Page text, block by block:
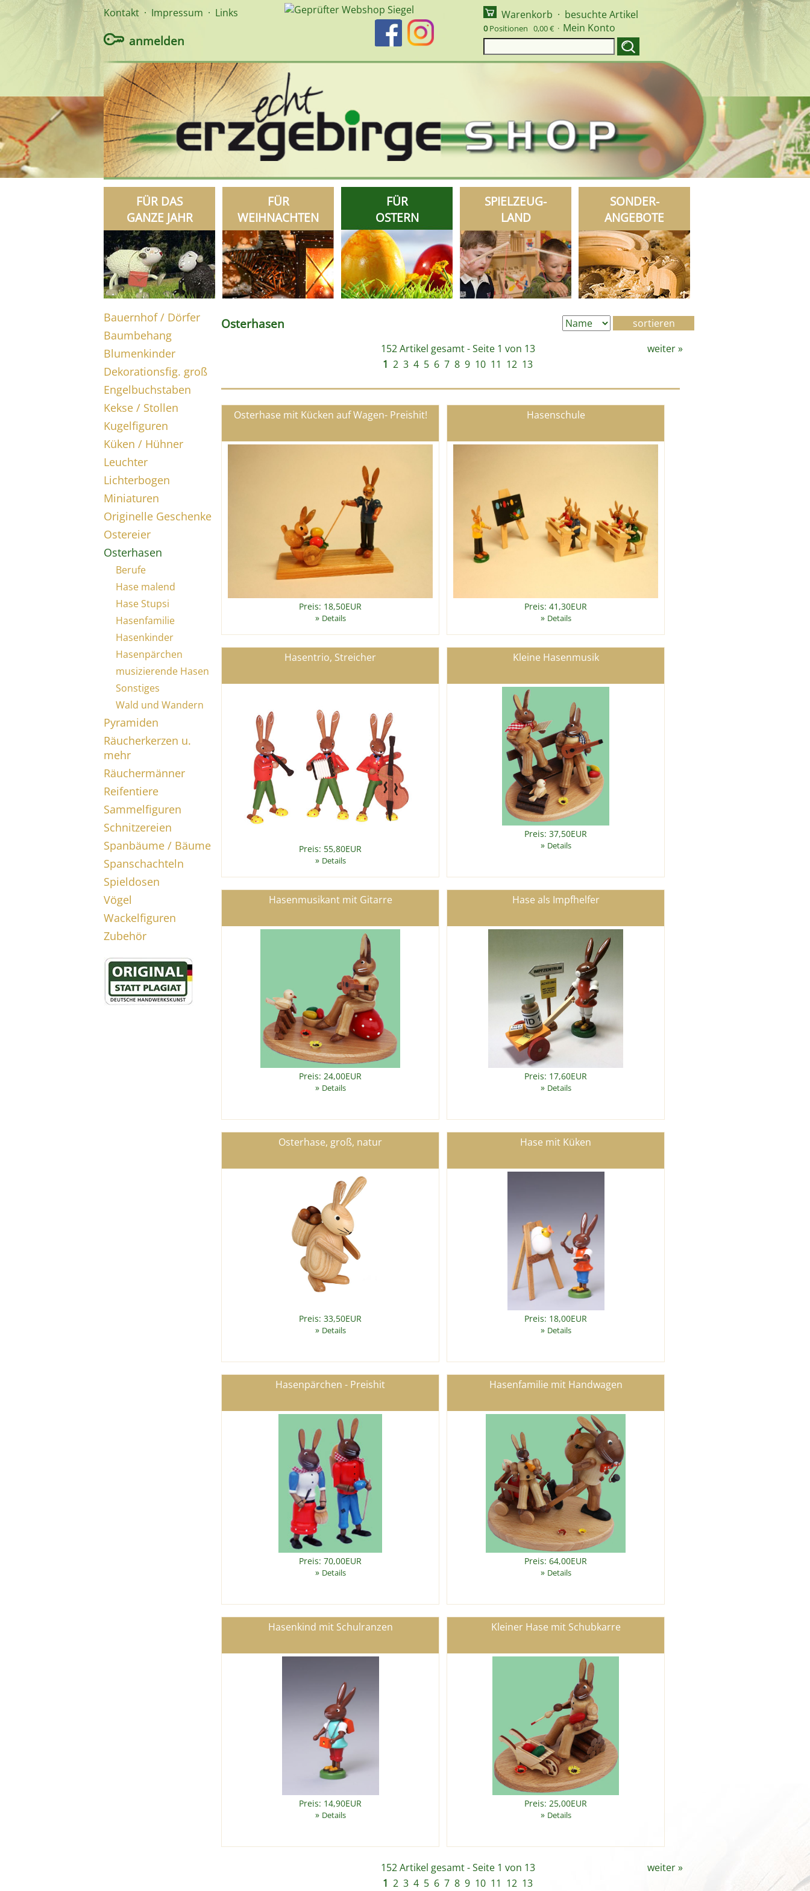
Kontakt · Impressum · Links
anmelden
Warenkorb · besuchte Artikel
0Positionen 0,00 € · Mein Konto
FÜR DAS
GANZE JAHR
FÜR
WEIHNACHTEN
FÜR
OSTERN
SPIELZEUG-
LAND
SONDER-
ANGEBOTE
Bauernhof / Dörfer
Baumbehang
Blumenkinder
Dekorationsfig. groß
Engelbuchstaben
Kekse / Stollen
Kugelfiguren
Küken / Hühner
Leuchter
Lichterbogen
Miniaturen
Originelle Geschenke
Ostereier
Osterhasen
Berufe
Hase malend
Hase Stupsi
Hasenfamilie
Hasenkinder
Hasenpärchen
musizierende Hasen
Sonstiges
Wald und Wandern
Pyramiden
Räucherkerzen u.
mehr
Räuchermänner
Reifentiere
Sammelfiguren
Schnitzereien
Spanbäume / Bäume
Spanschachteln
Spieldosen
Vögel
Wackelfiguren
Zubehör
Osterhasen
152 Artikel gesamt - Seite 1 von 13 weiter»
1 2 3 4 5 6 7 8 9 10 11 12 13
Osterhase mit Kücken auf Wagen- Preishit!
Preis: 18,50EUR
» Details
Hasenschule
Preis: 41,30EUR
» Details
Hasentrio, Streicher
Preis: 55,80EUR
» Details
Kleine Hasenmusik
Preis: 37,50EUR
» Details
Hasenmusikant mit Gitarre
Preis: 24,00EUR
» Details
Hase als Impfhelfer
Preis: 17,60EUR
» Details
Osterhase, groß, natur
Preis: 33,50EUR
» Details
Hase mit Küken
Preis: 18,00EUR
» Details
Hasenpärchen - Preishit
Preis: 70,00EUR
» Details
Hasenfamilie mit Handwagen
Preis: 64,00EUR
» Details
Hasenkind mit Schulranzen
Preis: 14,90EUR
» Details
Kleiner Hase mit Schubkarre
Preis: 25,00EUR
» Details
152 Artikel gesamt - Seite 1 von 13 weiter»
1 2 3 4 5 6 7 8 9 10 11 12 13